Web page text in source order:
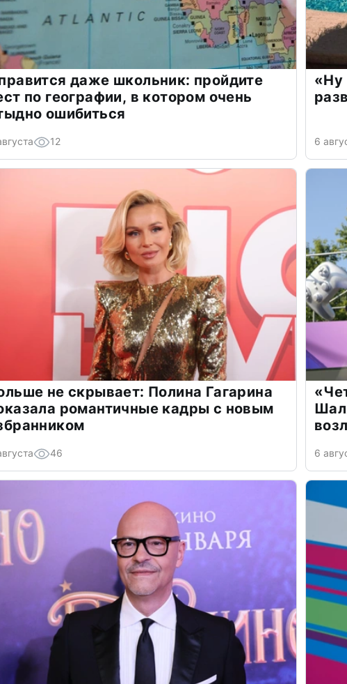
даже школьник: пройдите
по географии, в котором очень
ошибиться
12
«Ну
6
не скрывает: Полина Гагарина
романтичные кадры с новым
46 6